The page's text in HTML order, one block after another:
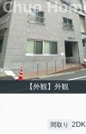
【外観】外観
間取り 2DK